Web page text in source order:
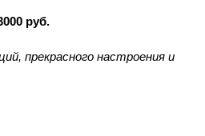
руб.
прекрасного настроения и